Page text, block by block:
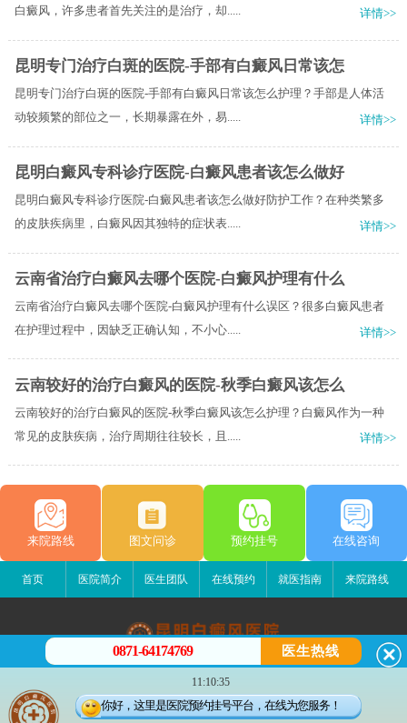
白癜风，许多患者首先关注的是治疗，却.....
详情>>
昆明专门治疗白斑的医院-手部有白癜风日常该怎
昆明专门治疗白斑的医院-手部有白癜风日常该怎么护理？手部是人体活
动较频繁的部位之一，长期暴露在外，易.....
详情>>
昆明白癜风专科诊疗医院-白癜风患者该怎么做好
昆明白癜风专科诊疗医院-白癜风患者该怎么做好防护工作？在种类繁多
的皮肤疾病里，白癜风因其独特的症状表.....
详情>>
云南省治疗白癜风去哪个医院-白癜风护理有什么
云南省治疗白癜风去哪个医院-白癜风护理有什么误区？很多白癜风患者
在护理过程中，因缺乏正确认知，不小心.....
详情>>
云南较好的治疗白癜风的医院-秋季白癜风该怎么
云南较好的治疗白癜风的医院-秋季白癜风该怎么护理？白癜风作为一种
常见的皮肤疾病，治疗周期往往较长，且.....
详情>>
来院路线 图文问诊 预约挂号 在线咨询
首页 医院简介 医生团队 在线预约 就医指南 来院路线
昆明白癜风医院
昆明市五华区护国路2号
版权所有：昆明白癜风医院
0871-64174769 医生热线
11:10:35
你好，这里是医院预约挂号平台，在线为您服务！